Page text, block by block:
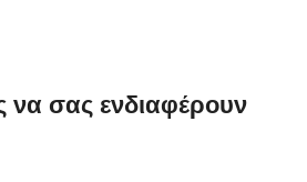
να σας ενδιαφέρουν